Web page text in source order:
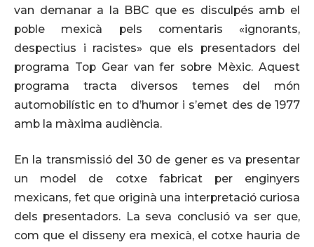
van demanar a la BBC que es disculpés amb el
poble mexicà pels comentaris «ignorants,
despectius i racistes» que els presentadors del
programa Top Gear van fer sobre Mèxic. Aquest
programa tracta diversos temes del món
automobilístic en to d’humor i s’emet des de 1977
amb la màxima audiència.
En la transmissió del 30 de gener es va presentar
un model de cotxe fabricat per enginyers
mexicans, fet que originà una interpretació curiosa
dels presentadors. La seva conclusió va ser que,
com que el disseny era mexicà, el cotxe hauria de